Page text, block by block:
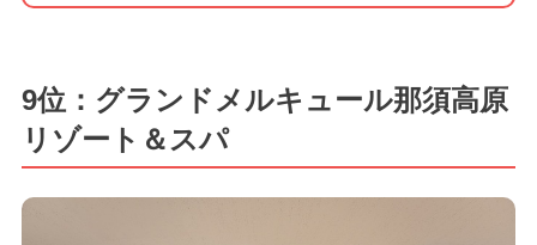
9位：グランドメルキュール那須高原
リゾート＆スパ